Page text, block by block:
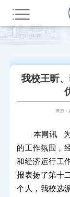
您所在的位置：首页 部门网
我校王昕
来源：
本网讯
的工作氛围，
和经济运行工
报表扬了第十
个人，我校选